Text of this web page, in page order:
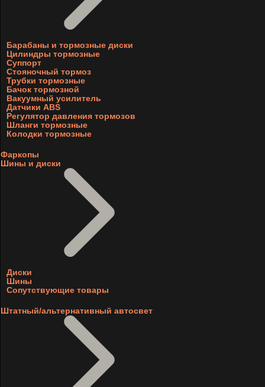
Барабаны и тормозные диски
Цилиндры тормозные
Суппорт
Стояночный тормоз
Трубки тормозные
Бачок тормозной
Вакуумный усилитель
Датчики ABS
Регулятор давления тормозов
Шланги тормозные
Колодки тормозные
Фаркопы
Шины и диски
Диски
Шины
Сопутствующие товары
Штатный/альтернативный автосвет